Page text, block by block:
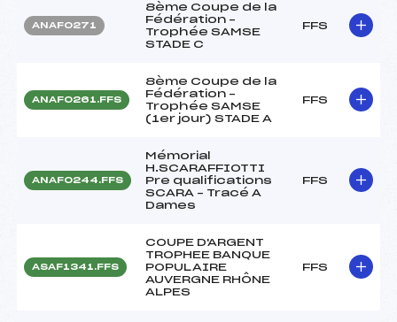
ANAF0271
8ème Coupe de la
Fédération –
Trophée SAMSE
STADE C
FFS
ANAF0261.FFS
8ème Coupe de la
Fédération –
Trophée SAMSE
(1er jour) STADE A
FFS
ANAF0244.FFS
Mémorial
H.SCARAFFIOTTI
Pre qualifications
SCARA – Tracé A
Dames
FFS
ASAF1341.FFS
COUPE D'ARGENT
TROPHEE BANQUE
POPULAIRE
AUVERGNE RHÔNE
ALPES
FFS